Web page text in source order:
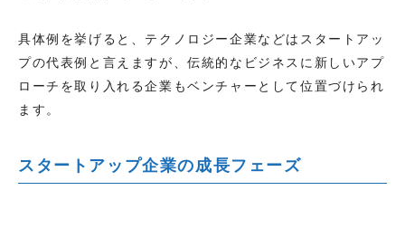
具体例を挙げると、テクノロジー企業などはスタートアッ
プの代表例と言えますが、伝統的なビジネスに新しいアプ
ローチを取り入れる企業もベンチャーとして位置づけられ
ます。
スタートアップ企業の成長フェーズ